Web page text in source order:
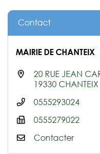
Contact
MAIRIE DE CHANTEIX
20 RUE JEAN
19330 CHANTEIX
0555293024
0555279022
Contacter